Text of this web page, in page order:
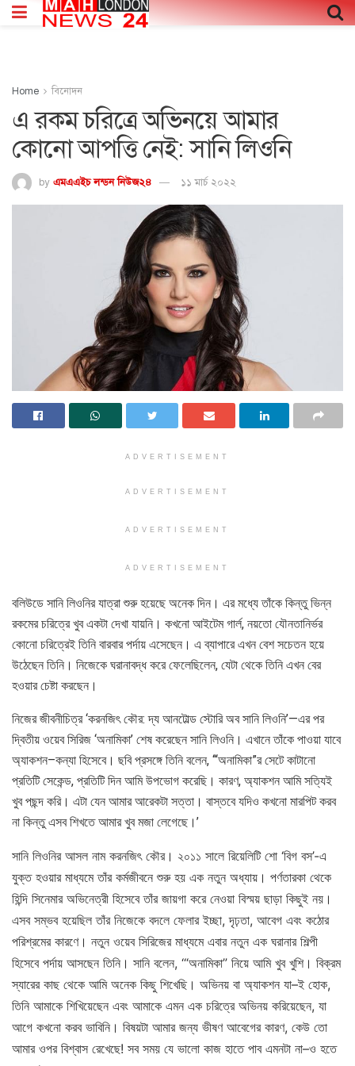
Home বিনোদন
এ রকম চরিত্রে অভিনয়ে আমার
কোনো আপত্তি নেই: সানি লিওনি
by এমএএইচ লন্ডন নিউজ২৪ ১১ মার্চ ২০২২
ADVERTISEMENT
ADVERTISEMENT
ADVERTISEMENT
ADVERTISEMENT
বলিউডে সানি লিওনির যাত্রা শুরু হয়েছে অনেক দিন। এর মধ্যে তাঁকে কিন্তু ভিন্ন
রকমের চরিত্রে খুব একটা দেখা যায়নি। কখনো আইটেম গার্ল, নয়তো যৌনতানির্ভর
কোনো চরিত্রেই তিনি বারবার পর্দায় এসেছেন। এ ব্যাপারে এখন বেশ সচেতন হয়ে
উঠেছেন তিনি। নিজেকে ঘরানাবদ্ধ করে ফেলেছিলেন, যেটা থেকে তিনি এখন বের
হওয়ার চেষ্টা করছেন।
নিজের জীবনীচিত্র ‘করনজিৎ কৌর: দ্য আনটোল্ড স্টোরি অব সানি লিওনি’—এর পর
দ্বিতীয় ওয়েব সিরিজ ‘অনামিকা’ শেষ করেছেন সানি লিওনি। এখানে তাঁকে পাওয়া যাবে
অ্যাকশন–কন্যা হিসেবে। ছবি প্রসঙ্গে তিনি বলেন, ‘“অনামিকা”র সেটে কাটানো
প্রতিটি সেকেন্ড, প্রতিটি দিন আমি উপভোগ করেছি। কারণ, অ্যাকশন আমি সত্যিই
খুব পছন্দ করি। এটা যেন আমার আরেকটা সত্তা। বাস্তবে যদিও কখনো মারপিট করব
না কিন্তু এসব শিখতে আমার খুব মজা লেগেছে।’
সানি লিওনির আসল নাম করনজিৎ কৌর। ২০১১ সালে রিয়েলিটি শো ‘বিগ বস’-এ
যুক্ত হওয়ার মাধ্যমে তাঁর কর্মজীবনে শুরু হয় এক নতুন অধ্যায়। পর্ণতারকা থেকে
হিন্দি সিনেমার অভিনেত্রী হিসেবে তাঁর জায়গা করে নেওয়া বিস্ময় ছাড়া কিছুই নয়।
এসব সম্ভব হয়েছিল তাঁর নিজেকে বদলে ফেলার ইচ্ছা, দৃঢ়তা, আবেগ এবং কঠোর
পরিশ্রমের কারণে। নতুন ওয়েব সিরিজের মাধ্যমে এবার নতুন এক ঘরানার শিল্পী
হিসেবে পর্দায় আসছেন তিনি। সানি বলেন, ‘“অনামিকা” নিয়ে আমি খুব খুশি। বিক্রম
স্যারের কাছ থেকে আমি অনেক কিছু শিখেছি। অভিনয় বা অ্যাকশন যা–ই হোক,
তিনি আমাকে শিখিয়েছেন এবং আমাকে এমন এক চরিত্রে অভিনয় করিয়েছেন, যা
আগে কখনো করব ভাবিনি। বিষয়টা আমার জন্য ভীষণ আবেগের কারণ, কেউ তো
আমার ওপর বিশ্বাস রেখেছে! সব সময় যে ভালো কাজ হাতে পাব এমনটা না–ও হতে